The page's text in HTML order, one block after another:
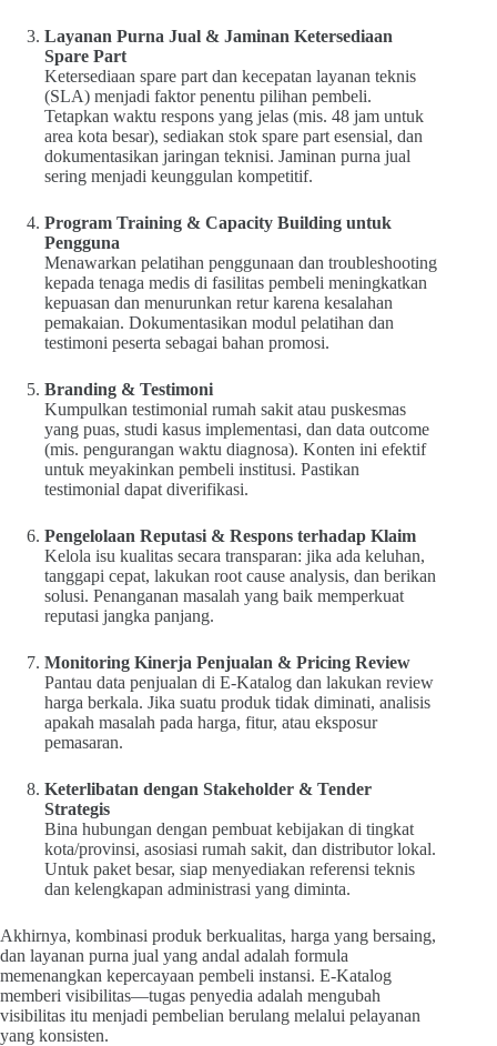
Layanan Purna Jual & Jaminan Ketersediaan
Spare Part
Ketersediaan spare part dan kecepatan layanan teknis
(SLA) menjadi faktor penentu pilihan pembeli.
Tetapkan waktu respons yang jelas (mis. 48 jam untuk
area kota besar), sediakan stok spare part esensial, dan
dokumentasikan jaringan teknisi. Jaminan purna jual
sering menjadi keunggulan kompetitif.
Program Training & Capacity Building untuk
Pengguna
Menawarkan pelatihan penggunaan dan troubleshooting
kepada tenaga medis di fasilitas pembeli meningkatkan
kepuasan dan menurunkan retur karena kesalahan
pemakaian. Dokumentasikan modul pelatihan dan
testimoni peserta sebagai bahan promosi.
Branding & Testimoni
Kumpulkan testimonial rumah sakit atau puskesmas
yang puas, studi kasus implementasi, dan data outcome
(mis. pengurangan waktu diagnosa). Konten ini efektif
untuk meyakinkan pembeli institusi. Pastikan
testimonial dapat diverifikasi.
Pengelolaan Reputasi & Respons terhadap Klaim
Kelola isu kualitas secara transparan: jika ada keluhan,
tanggapi cepat, lakukan root cause analysis, dan berikan
solusi. Penanganan masalah yang baik memperkuat
reputasi jangka panjang.
Monitoring Kinerja Penjualan & Pricing Review
Pantau data penjualan di E-Katalog dan lakukan review
harga berkala. Jika suatu produk tidak diminati, analisis
apakah masalah pada harga, fitur, atau eksposur
pemasaran.
Keterlibatan dengan Stakeholder & Tender
Strategis
Bina hubungan dengan pembuat kebijakan di tingkat
kota/provinsi, asosiasi rumah sakit, dan distributor lokal.
Untuk paket besar, siap menyediakan referensi teknis
dan kelengkapan administrasi yang diminta.
Akhirnya, kombinasi produk berkualitas, harga yang bersaing,
dan layanan purna jual yang andal adalah formula
memenangkan kepercayaan pembeli instansi. E-Katalog
memberi visibilitas—tugas penyedia adalah mengubah
visibilitas itu menjadi pembelian berulang melalui pelayanan
yang konsisten.